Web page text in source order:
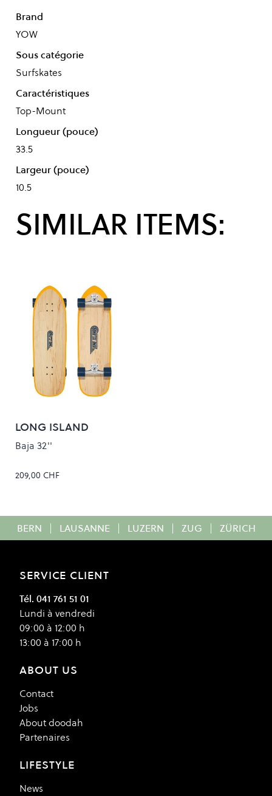
Brand
YOW
Sous catégorie
Surfskates
Caractéristiques
Top-Mount
Longueur (pouce)
33.5
Largeur (pouce)
10.5
SIMILAR ITEMS:
LONG ISLAND
Baja 32''
209,00 CHF
BERN | LAUSANNE | LUZERN | ZUG | ZÜRICH
SERVICE CLIENT
Tél. 041 761 51 01
Lundi à vendredi
09:00 à 12:00 h
13:00 à 17:00 h
ABOUT US
Contact
Jobs
About doodah
Partenaires
LIFESTYLE
News